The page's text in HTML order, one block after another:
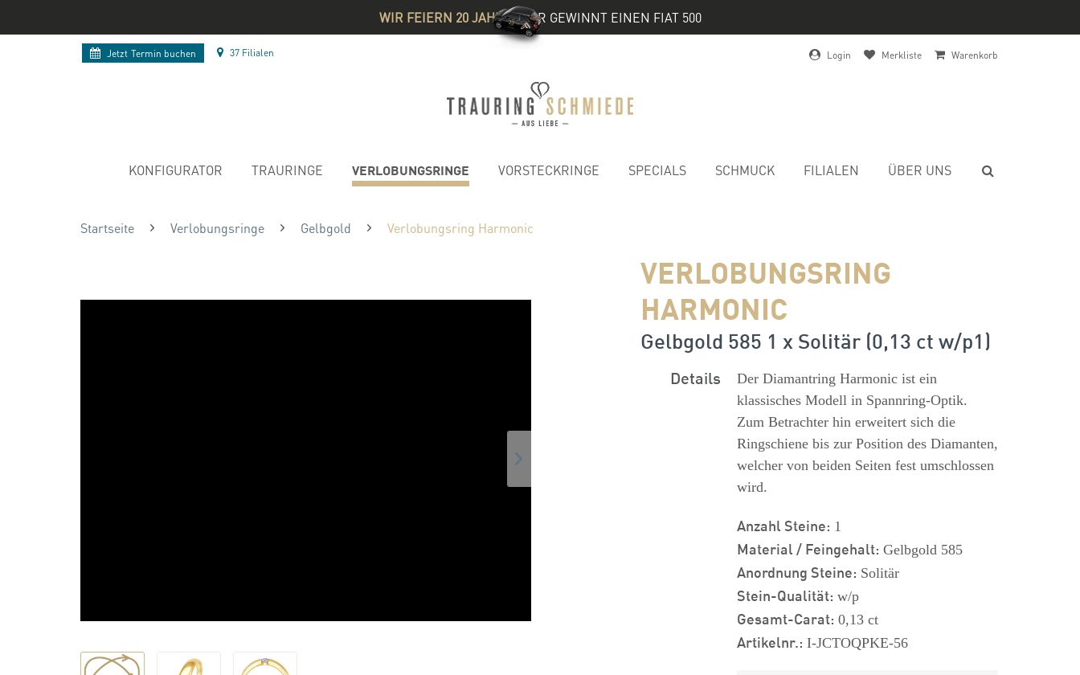
WIR FEIERN 20 JAHRE& IHR GEWINNT EINEN FIAT 500
Jetzt Termin buchen 37 Filialen Login Merkliste Warenkorb
KONFIGURATOR TRAURINGE VERLOBUNGSRINGE VORSTECKRINGE SPECIALS SCHMUCK FILIALEN ÜBER UNS
Startseite Verlobungsringe Gelbgold Verlobungsring Harmonic
VERLOBUNGSRING
HARMONIC
Gelbgold 585 1 x Solitär (0,13 ct w/p1)
Details
Der Diamantring Harmonic ist ein
klassisches Modell in Spannring-Optik.
Zum Betrachter hin erweitert sich die
Ringschiene bis zur Position des Diamanten,
welcher von beiden Seiten fest umschlossen
wird.
Anzahl Steine: 1
Material / Feingehalt: Gelbgold 585
Anordnung Steine: Solitär
Stein-Qualität: w/p
Gesamt-Carat: 0,13 ct
Artikelnr.: I-JCTOQPKE-56